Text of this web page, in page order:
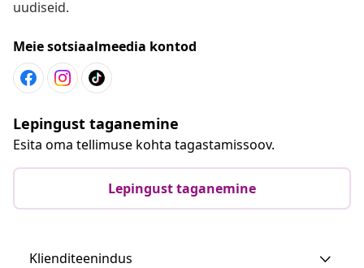
uudiseid.
Meie sotsiaalmeedia kontod
Lepingust taganemine
Esita oma tellimuse kohta tagastamissoov.
Lepingust taganemine
Klienditeenindus